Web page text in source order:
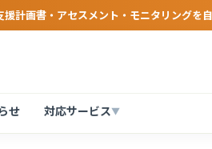
援計画書・アセスメント・モニタリングを
せ 対応サービス▼